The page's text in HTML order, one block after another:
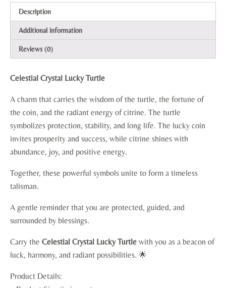
Description
Additional information
Reviews (0)
Celestial Crystal Lucky Turtle
A charm that carries the wisdom of the turtle, the fortune of
the coin, and the radiant energy of citrine. The turtle
symbolizes protection, stability, and long life. The lucky coin
invites prosperity and success, while citrine shines with
abundance, joy, and positive energy.
Together, these powerful symbols unite to form a timeless
talisman.
A gentle reminder that you are protected, guided, and
surrounded by blessings.
Carry the Celestial Crystal Lucky Turtle with you as a beacon of
luck, harmony, and radiant possibilities. 🌟
Product Details: